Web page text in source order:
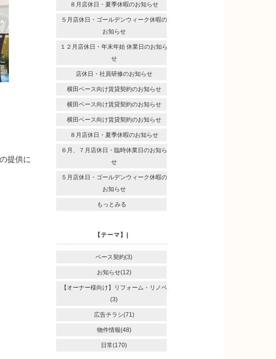
提供に
８月店休日・夏季休暇のお知らせ
５月店休日・ゴールデンウィーク休暇の
お知らせ
１２月店休日・年末年始 休業日のお知ら
せ
店休日・社員研修のお知らせ
横田ベース向け賃貸契約のお知らせ
横田ベース向け賃貸契約のお知らせ
横田ベース向け賃貸契約のお知らせ
８月店休日・夏季休暇のお知らせ
６月、７月店休日・臨時休業日のお知ら
せ
５月店休日・ゴールデンウィーク休暇の
お知らせ
もっとみる
【テーマ】|
ベース契約(3)
お知らせ(12)
【オーナー様向け】リフォーム・リノベ
(3)
広告チラシ(71)
物件情報(48)
日常(170)